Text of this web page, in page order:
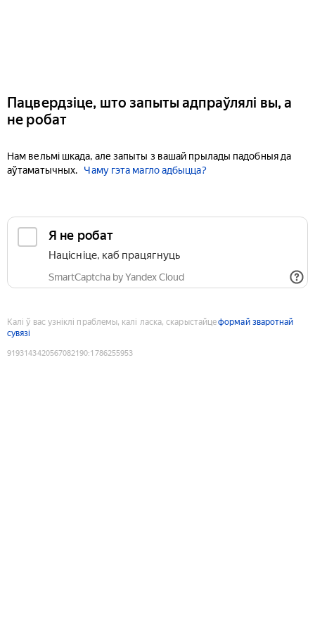
Пацвердзіце, што запыты адпраўлялі вы, а
не робат
Нам вельмі шкада, але запыты з вашай прылады падобныя да
аўтаматычных.
Чаму гэта магло адбыцца?
Я не робат
Націсніце, каб працягнуць
SmartCaptcha by Yandex Cloud
Калі ў вас узніклі праблемы, калі ласка, скарыстайцеформай зваротнай
сувязі
9193143420567082190:1786255953